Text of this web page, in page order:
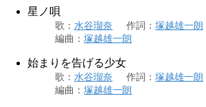
星ノ唄
歌 ： 水谷瑠奈 作詞 ： 塚越雄一朗
編曲 ： 塚越雄一朗
始まりを告げる少女
歌 ： 水谷瑠奈 作詞 ： 塚越雄一朗
編曲 ： 塚越雄一朗